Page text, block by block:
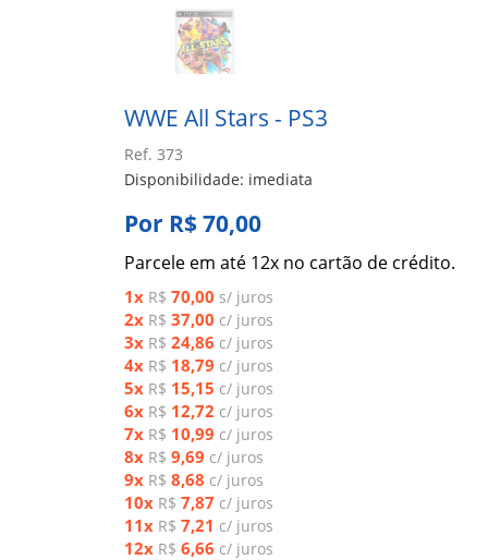
WWE All Stars - PS3
Ref. 373
Disponibilidade: imediata
Por R$ 70,00
Parcele em até 12x no cartão de crédito.
1x R$ 70,00 s/ juros
2x R$ 37,00 c/ juros
3x R$ 24,86 c/ juros
4x R$ 18,79 c/ juros
5x R$ 15,15 c/ juros
6x R$ 12,72 c/ juros
7x R$ 10,99 c/ juros
8x R$ 9,69 c/ juros
9x R$ 8,68 c/ juros
10x R$ 7,87 c/ juros
11x R$ 7,21 c/ juros
12x R$ 6,66 c/ juros